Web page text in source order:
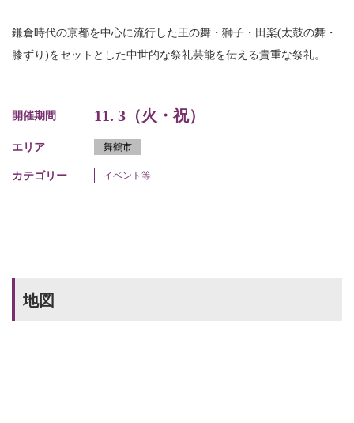
鎌倉時代の京都を中心に流行した王の舞・獅子・田楽(太鼓の舞・
膝ずり)をセットとした中世的な祭礼芸能を伝える貴重な祭礼。
開催期間 11. 3（火・祝）
エリア 舞鶴市
カテゴリー イベント等
地図